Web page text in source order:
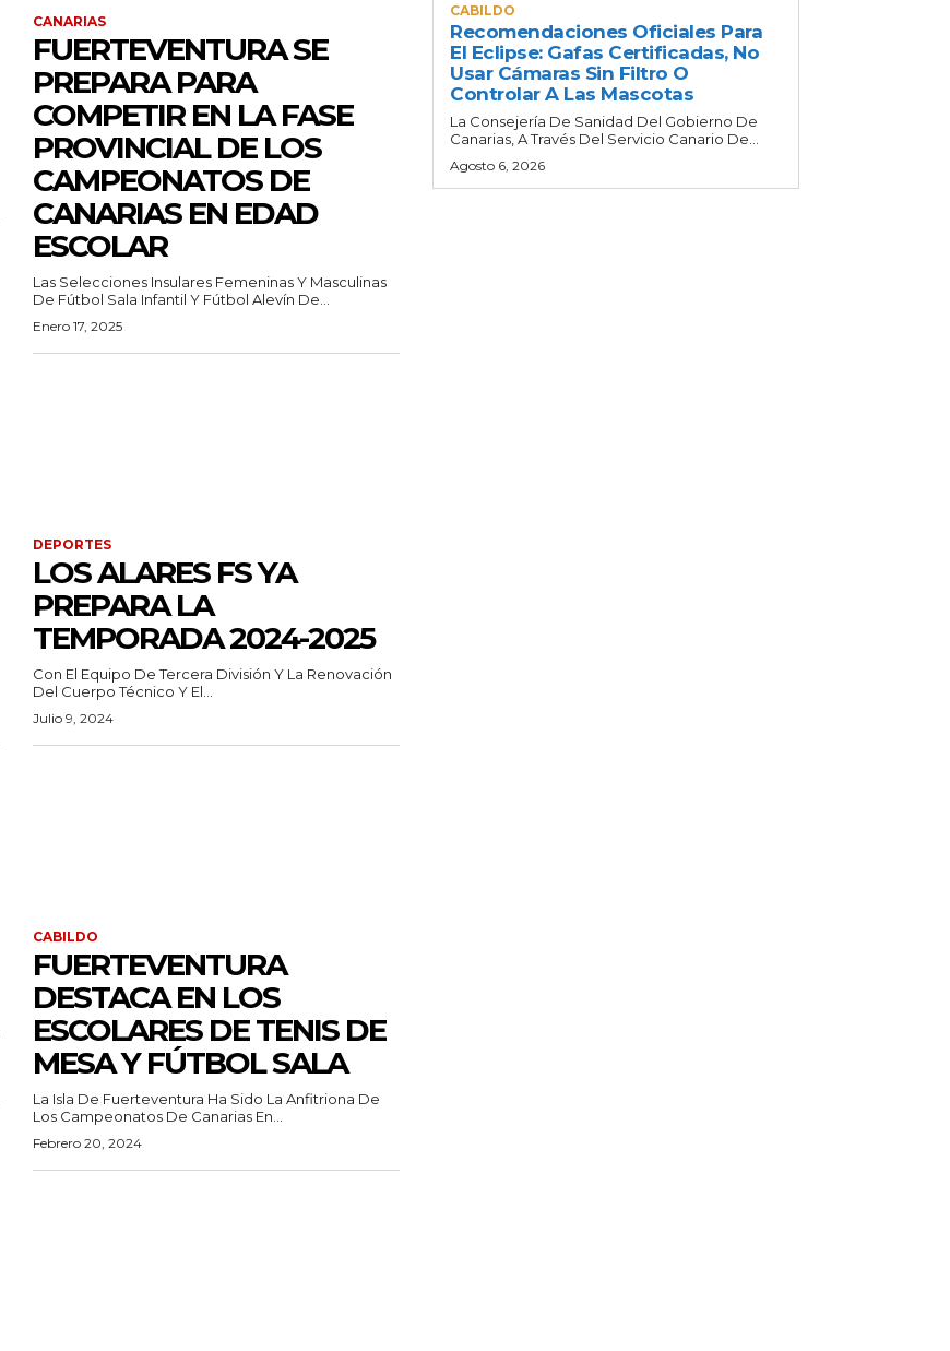
CANARIAS
FUERTEVENTURA SE
PREPARA PARA
COMPETIR EN LA FASE
PROVINCIAL DE LOS
CAMPEONATOS DE
CANARIAS EN EDAD
ESCOLAR
Las Selecciones Insulares Femeninas Y Masculinas
De Fútbol Sala Infantil Y Fútbol Alevín De...
Enero 17, 2025
DEPORTES
LOS ALARES FS YA
PREPARA LA
TEMPORADA 2024-2025
Con El Equipo De Tercera División Y La Renovación
Del Cuerpo Técnico Y El...
Julio 9, 2024
CABILDO
FUERTEVENTURA
DESTACA EN LOS
ESCOLARES DE TENIS DE
MESA Y FÚTBOL SALA
La Isla De Fuerteventura Ha Sido La Anfitriona De
Los Campeonatos De Canarias En...
Febrero 20, 2024
CABILDO
Recomendaciones Oficiales Para
El Eclipse: Gafas Certificadas, No
Usar Cámaras Sin Filtro O
Controlar A Las Mascotas
La Consejería De Sanidad Del Gobierno De
Canarias, A Través Del Servicio Canario De...
Agosto 6, 2026